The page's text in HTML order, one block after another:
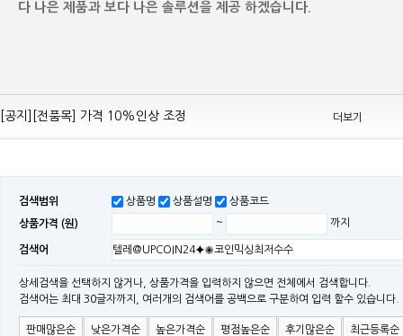
다 나은 제품과 보다 나은 솔루션을 제공 하겠습니다.
[공지][Mean Well 제품 전품목] 10% 가격 인하 조정
[공지][전품목] 가격 10%인상 조정
[공지][민웰] 전품목 가격 조정의건
[민웰] RS 모델 출시
[공지]SMPS 저가형 [기획상품] 출시
[공지]12W~300W Medical Adapter"2017 NEW MODEL"[ADT] 출시
[공지][민웰] [민웰] 인버터 "정현파 / 유사 정현파" 시리즈 제품을 출시
[공지][민웰] LED 방수형 (CLG / CEN / HLG)시리즈 제품 출시
더보기
검색범위 상품명 상품설명 상품코드
상품가격 (원) ~ 까지
검색어
상세검색을 선택하지 않거나, 상품가격을 입력하지 않으면 전체에서 검색합니다.
검색어는 최대 30글자까지, 여러개의 검색어를 공백으로 구분하여 입력 할수 있습니다.
판매많은순 낮은가격순 높은가격순 평점높은순 후기많은순 최근등록순